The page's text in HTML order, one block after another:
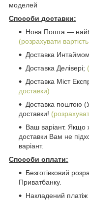
моделей
Способи доставки:
Нова Пошта ―
(розрахувати
Доставка
Доставка Делівері;
Доставка Міст
доставки)
Доставка поштою
доставки!
Ваш варіант. Якщо
доставки Вам не
варіант.
Способи оплати:
Безготівковий
Приватбанку.
Накладений